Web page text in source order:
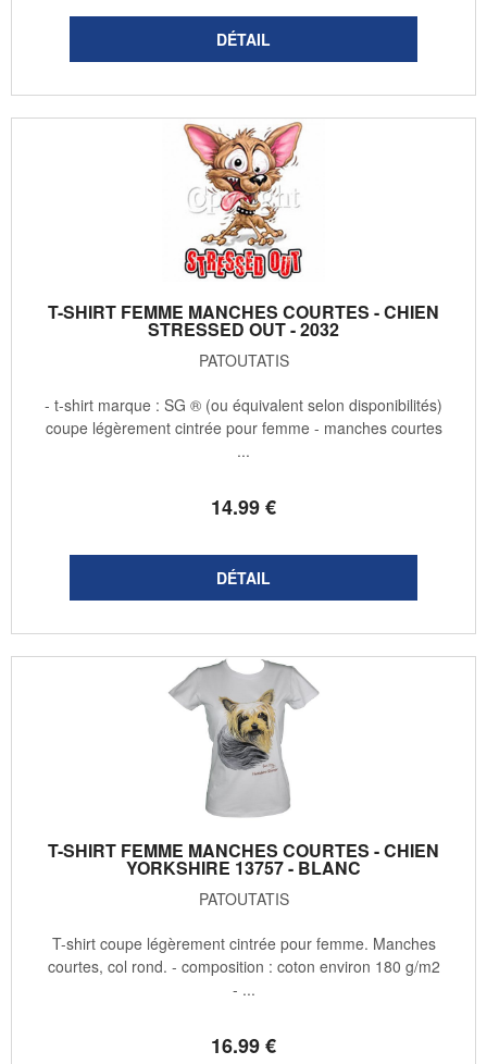
T-SHIRT FEMME MANCHES COURTES - CHIEN
STRESSED OUT - 2032
PATOUTATIS
14.99€
- t-shirt marque : SG ® (ou équivalent selon disponibilités)
coupe légèrement cintrée pour femme - manches courtes
...
T-SHIRT FEMME MANCHES COURTES - CHIEN
YORKSHIRE 13757 - BLANC
PATOUTATIS
16.99€
T-shirt coupe légèrement cintrée pour femme. Manches
courtes, col rond. - composition : coton environ 180 g/m2
- ...